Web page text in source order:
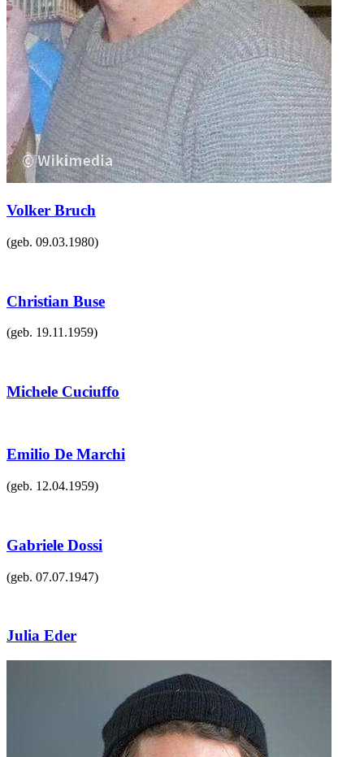
Volker Bruch
(geb. 09.03.1980)
Christian Buse
(geb. 19.11.1959)
Michele Cuciuffo
Emilio De Marchi
(geb. 12.04.1959)
Gabriele Dossi
(geb. 07.07.1947)
Julia Eder